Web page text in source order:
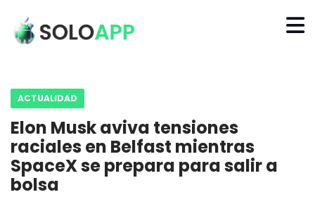
ACTUALIDAD
Elon Musk aviva tensiones
raciales en Belfast mientras
SpaceX se prepara para salir a
bolsa